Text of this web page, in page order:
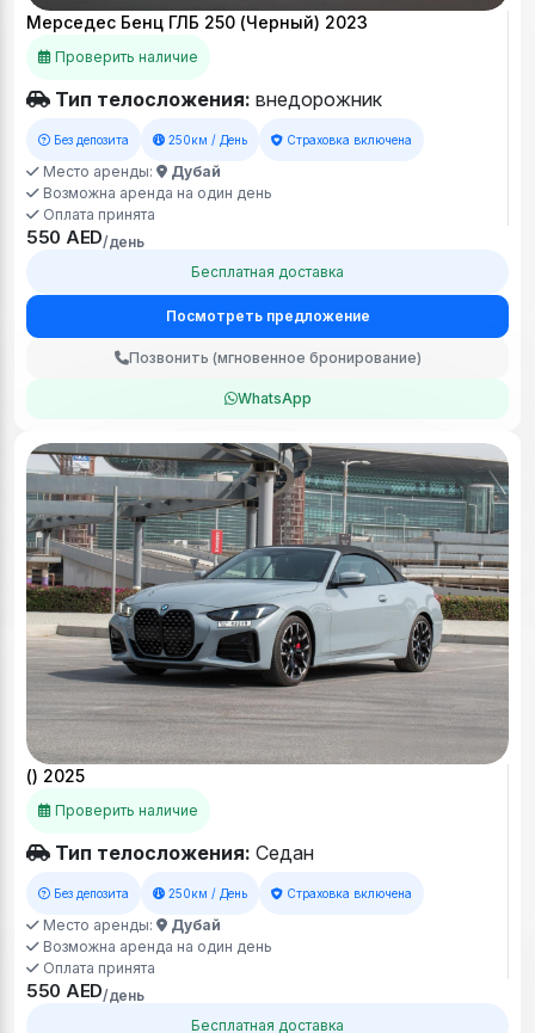
Мерседес Бенц ГЛБ 250 (Черный) 2023
Проверить наличие
Тип телосложения: внедорожник
Без депозита 250км / День Страховка включена
Место аренды:
Дубай
Возможна аренда на один день
Оплата принята
550 AED/день
Бесплатная доставка
Посмотреть предложение
Позвонить (мгновенное бронирование)
WhatsApp
() 2025
Проверить наличие
Тип телосложения: Седан
Без депозита 250км / День Страховка включена
Место аренды:
Дубай
Возможна аренда на один день
Оплата принята
550 AED/день
Бесплатная доставка